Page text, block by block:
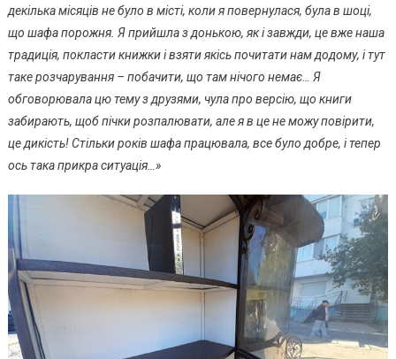
декілька місяців не було в місті, коли я повернулася, була в шоці,
що шафа порожня. Я прийшла з донькою, як і завжди, це вже наша
традиція, покласти книжки і взяти якісь почитати нам додому, і тут
таке розчарування – побачити, що там нічого немає… Я
обговорювала цю тему з друзями, чула про версію, що книги
забирають, щоб пічки розпалювати, але я в це не можу повірити,
це дикість! Стільки років шафа працювала, все було добре, і тепер
ось така прикра ситуація…»